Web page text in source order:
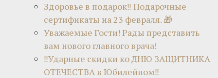
Здоровье в подарок‼ Подарочные
сертификаты на 23 февраля. 🎁
Уважаемые Гости! Рады представить
вам нового главного врача!
‼Ударные скидки ко ДНЮ ЗАЩИТНИКА
ОТЕЧЕСТВА в Юбилейном‼